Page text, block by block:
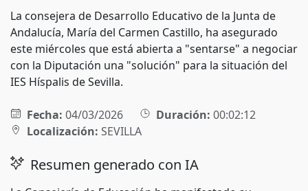
La consejera de Desarrollo Educativo de la Junta de
Andalucía, María del Carmen Castillo, ha asegurado
este miércoles que está abierta a "sentarse" a negociar
con la Diputación una "solución" para la situación del
IES Híspalis de Sevilla.
Fecha: 04/03/2026 Duración: 00:02:12
Localización: SEVILLA
Resumen generado con IA